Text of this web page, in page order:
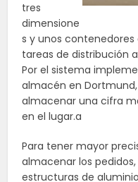
tres
dimensione
s y unos
tareas de distribución
Por el sistema
almacén en
almacenar una cifra
en el lugar.a
Para tener mayor
almacenar los
estructuras de